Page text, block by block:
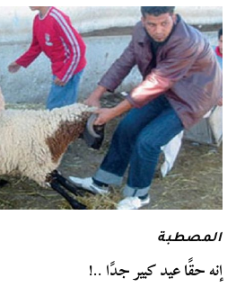
المصطبة
إنه حقًا عيد كبير جدًا ..!